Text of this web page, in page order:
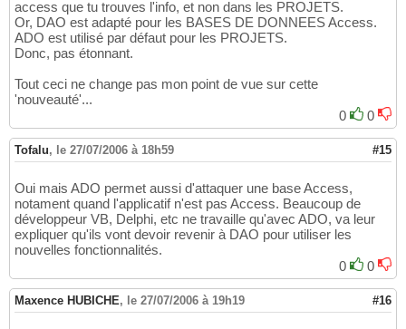
access que tu trouves l'info, et non dans les PROJETS.
Or, DAO est adapté pour les BASES DE DONNEES Access.
ADO est utilisé par défaut pour les PROJETS.
Donc, pas étonnant.
Tout ceci ne change pas mon point de vue sur cette
'nouveauté'...
0
0
Tofalu, le 27/07/2006 à 18h59 #15
Oui mais ADO permet aussi d'attaquer une base Access,
notament quand l'applicatif n'est pas Access. Beaucoup de
développeur VB, Delphi, etc ne travaille qu'avec ADO, va leur
expliquer qu'ils vont devoir revenir à DAO pour utiliser les
nouvelles fonctionnalités.
0
0
Maxence HUBICHE, le 27/07/2006 à 19h19 #16